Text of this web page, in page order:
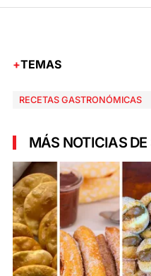
TEMAS
RECETAS GASTRONÓMICAS
MÁS NOTICIAS